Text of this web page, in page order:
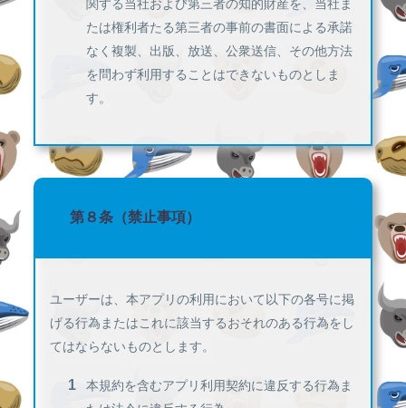
関する当社および第三者の知的財産を、当社ま
たは権利者たる第三者の事前の書面による承諾
なく複製、出版、放送、公衆送信、その他方法
を問わず利用することはできないものとしま
す。
第８条（禁止事項）
ユーザーは、本アプリの利用において以下の各号に掲
げる行為またはこれに該当するおそれのある行為をし
てはならないものとします。
本規約を含むアプリ利用契約に違反する行為ま